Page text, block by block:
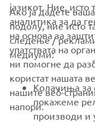
CORPORATE
FOR BUSINESS
MORE YAMAHA
јазикот. Ние,
аналитика за да
на основа за
упатствата на
ни помогне да
користат нашата
нашите веб-
напори.
Ако ја дадете
подолу, ние исто
следење /
медиуми:
Колачиња за
покажеме
производи и